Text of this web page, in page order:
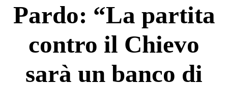
Pardo: “La partita
contro il Chievo
sarà un banco di